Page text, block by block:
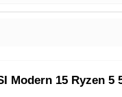
Modern 15 Ryzen 5